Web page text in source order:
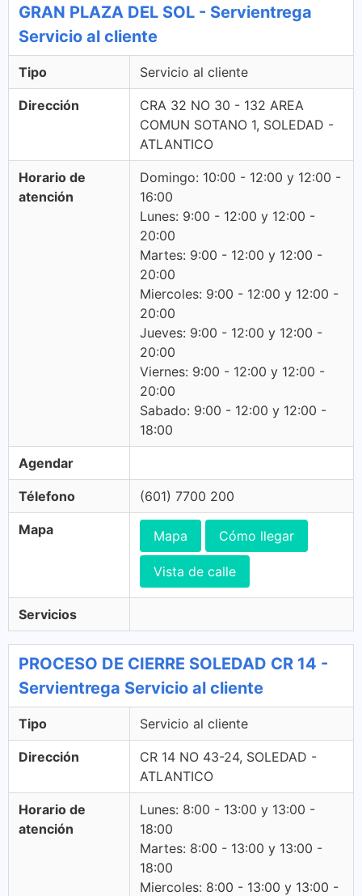
GRAN PLAZA DEL SOL - Servientrega
Servicio al cliente
Tipo Servicio al cliente
Dirección
CRA 32 NO 30 - 132 AREA
COMUN SOTANO 1, SOLEDAD -
ATLANTICO
Horario de
atención
Domingo: 10:00 - 12:00 y 12:00 -
16:00
Lunes: 9:00 - 12:00 y 12:00 -
20:00
Martes: 9:00 - 12:00 y 12:00 -
20:00
Miercoles: 9:00 - 12:00 y 12:00 -
20:00
Jueves: 9:00 - 12:00 y 12:00 -
20:00
Viernes: 9:00 - 12:00 y 12:00 -
20:00
Sabado: 9:00 - 12:00 y 12:00 -
18:00
Agendar
Télefono (601) 7700 200
Mapa Mapa Cómo llegar
Vista de calle
Servicios
PROCESO DE CIERRE SOLEDAD CR 14 -
Servientrega Servicio al cliente
Tipo Servicio al cliente
Dirección
CR 14 NO 43-24, SOLEDAD -
ATLANTICO
Horario de
atención
Lunes: 8:00 - 13:00 y 13:00 -
18:00
Martes: 8:00 - 13:00 y 13:00 -
18:00
Miercoles: 8:00 - 13:00 y 13:00 -